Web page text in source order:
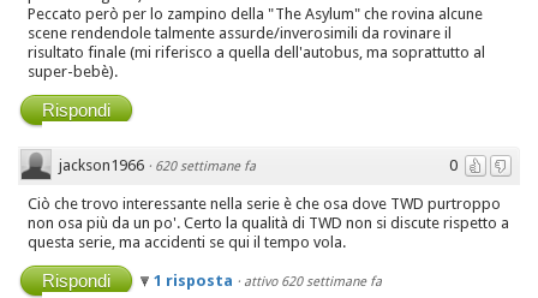
Peccato però per lo zampino della "The Asylum" che rovina alcune
scene rendendole talmente assurde/inverosimili da rovinare il
risultato finale (mi riferisco a quella dell'autobus, ma soprattutto al
super-bebè).
Rispondi
0
jackson1966 · 620 settimane fa
Ciò che trovo interessante nella serie è che osa dove TWD purtroppo
non osa più da un po'. Certo la qualità di TWD non si discute rispetto a
questa serie, ma accidenti se qui il tempo vola.
Rispondi 1 risposta · attivo 620 settimane fa